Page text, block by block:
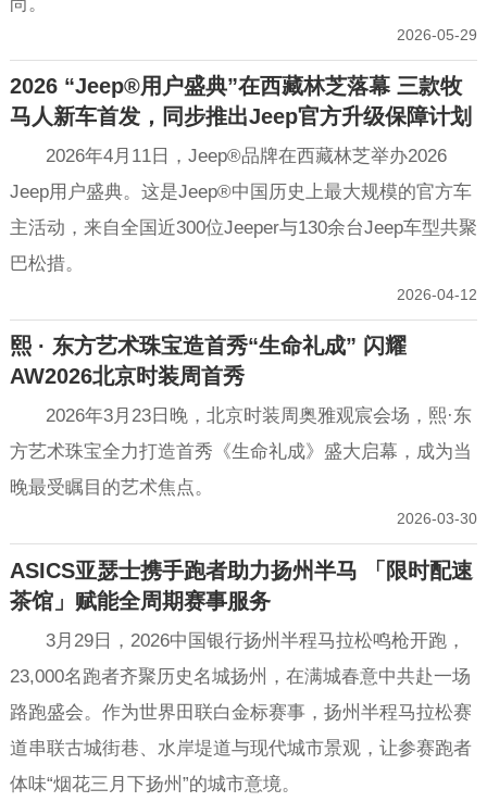
尚。
2026-05-29
2026 “Jeep®用户盛典”在西藏林芝落幕 三款牧
马人新车首发，同步推出Jeep官方升级保障计划
2026年4月11日，Jeep®品牌在西藏林芝举办2026
Jeep用户盛典。这是Jeep®中国历史上最大规模的官方车
主活动，来自全国近300位Jeeper与130余台Jeep车型共聚
巴松措。
2026-04-12
熙 · 东方艺术珠宝造首秀“生命礼成” 闪耀
AW2026北京时装周首秀
2026年3月23日晚，北京时装周奥雅观宸会场，熙·东
方艺术珠宝全力打造首秀《生命礼成》盛大启幕，成为当
晚最受瞩目的艺术焦点。
2026-03-30
ASICS亚瑟士携手跑者助力扬州半马 「限时配速
茶馆」赋能全周期赛事服务
3月29日，2026中国银行扬州半程马拉松鸣枪开跑，
23,000名跑者齐聚历史名城扬州，在满城春意中共赴一场
路跑盛会。作为世界田联白金标赛事，扬州半程马拉松赛
道串联古城街巷、水岸堤道与现代城市景观，让参赛跑者
体味“烟花三月下扬州”的城市意境。